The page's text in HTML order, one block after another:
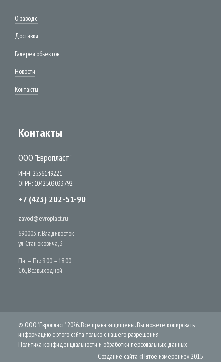
О заводе
Доставка
Галерея объектов
Новости
Контакты
Контакты
ООО "Европласт"
ИНН: 2536149221
ОГРН: 1042503033792
+7 (423) 202-51-90
zavod@evroplact.ru
690003, г. Владивосток
ул. Станюковича, 3
Пн. — Пт.: 9.00 – 18.00
Сб., Вс.: выходной
© ООО "Европласт" 2026. Все права защищены. Вы можете копировать
информацию с этого сайта только с нашего разрешения
Политика конфиденциальности и обработки персональных данных
Создание сайта «Пятое измерение» 2015